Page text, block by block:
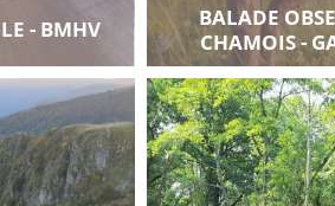
- BMHV
BALADE
CHAMOIS -
Ajouter au carnet de
Voir toutes les